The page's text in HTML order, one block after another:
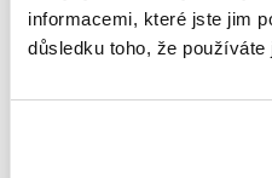
informacemi, které jste jim
důsledku toho, že používáte
Hlavním cílem dané právní
příklady odvetných opatření,
vystavován. Jedná se